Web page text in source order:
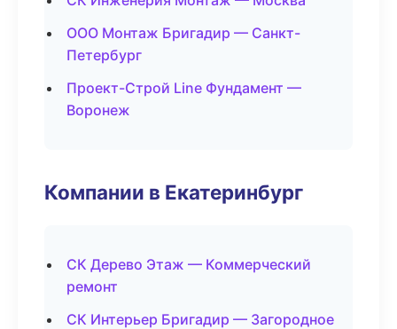
ООО Монтаж Бригадир — Санкт-
Петербург
Проект-Строй Line Фундамент —
Воронеж
Компании в Екатеринбург
СК Дерево Этаж — Коммерческий
ремонт
СК Интерьер Бригадир — Загородное